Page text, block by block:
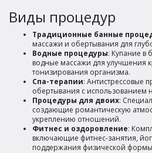
Виды процедур
Традиционные банные
массажи и обертывания для
Водные процедуры: Купание в
водные массажи для улучшения
тонизирования организма.
Спа-терапии: Антистрессовые
обертывания с использованием
Процедуры для двоих:
создающие романтическую
укреплению отношений.
Фитнес и оздоровление:
включающие фитнес-занятия,
поддержания физической